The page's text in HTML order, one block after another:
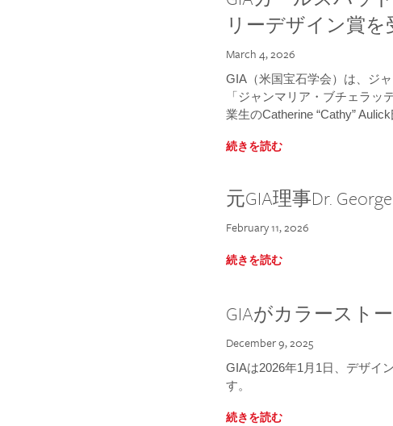
リーデザイン賞を
March 4, 2026
GIA（米国宝石学会）は、ジ
「ジャンマリア・ブチェラ
業生のCatherine “Cathy”
続きを読む
元GIA理事Dr.
February 11, 2026
続きを読む
GIAがカラースト
December 9, 2025
GIAは2026年1月1日、デザイ
す。
続きを読む